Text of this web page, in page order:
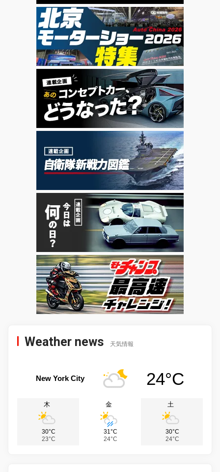
Weather news 天気情報
New York City 24°C
木
30°C
23°C
金
31°C
24°C
土
30°C
24°C